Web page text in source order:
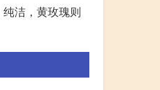
洁，黄玫瑰则